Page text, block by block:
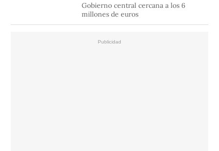
Gobierno central cercana a los 6
millones de euros